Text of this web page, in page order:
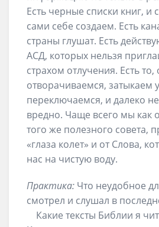
Есть черные списки книг, и
сами себе создаем. Есть
страны глушат. Есть
АСД, которых нельзя
страхом отлучения. Есть
отворачиваемся, затыкаем
переключаемся, и далеко
вредно. Чаще всего мы как
того же полезного совета,
«глаза колет» и от Слова,
нас на чистую воду.
Практика: Что неудобное
смотрел и слушал в
Какие тексты Библии я